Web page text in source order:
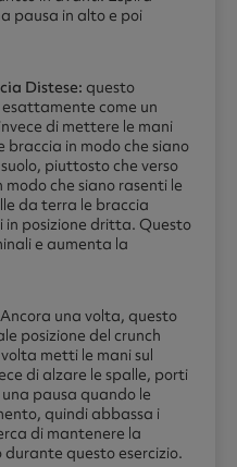
pausa in alto e poi
Distese: questo
come un
di mettere le mani
braccia in modo che siano
piuttosto che verso
modo che siano rasenti le
da terra le braccia
in posizione dritta. Questo
e aumenta la
Ancora una volta, questo
posizione del crunch
metti le mani sul
di alzare le spalle, porti
pausa quando le
quindi abbassa i
di mantenere la
questo esercizio.